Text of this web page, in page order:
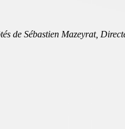
de Sébastien Mazeyrat,